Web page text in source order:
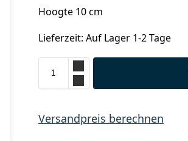
Hoogte 10 cm
Lieferzeit: Auf Lager 1-2 Tage
Versandpreis berechnen